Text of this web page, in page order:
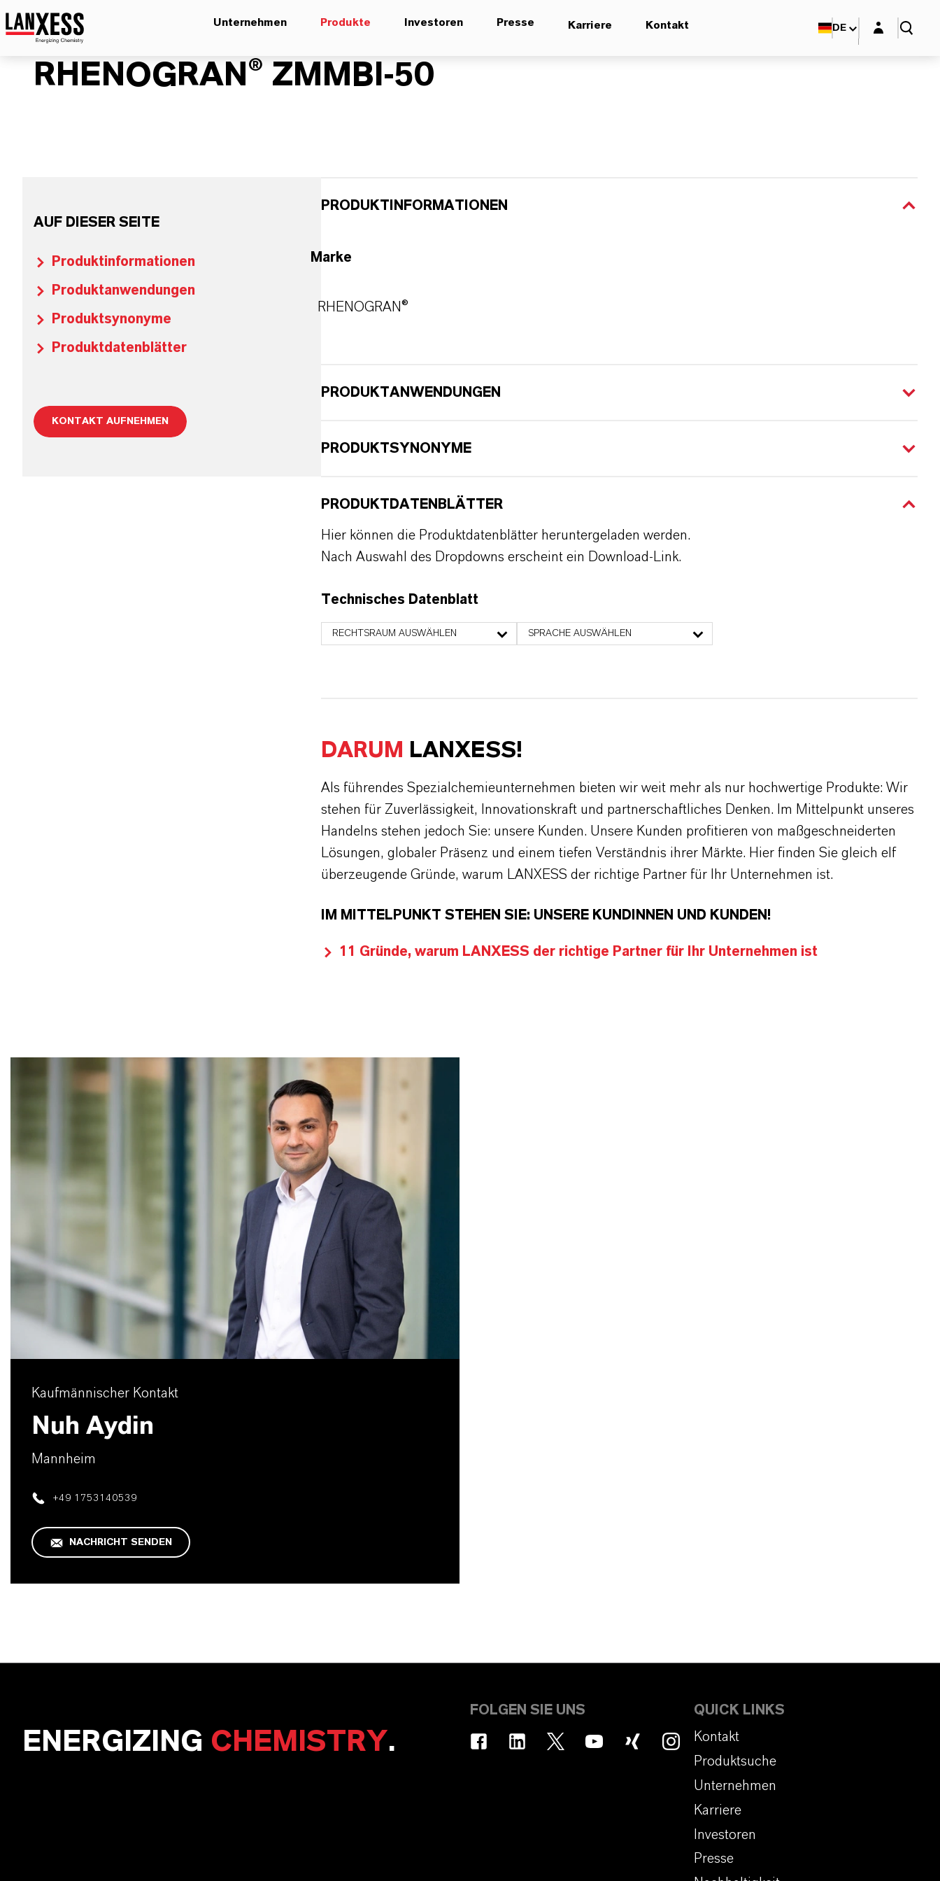
Unternehmen Produkte Investoren Presse Karriere Kontakt DE Login-Maske
RHENOGRAN® ZMMBI-50
AUF DIESER SEITE
Produktinformationen
Produktanwendungen
Produktsynonyme
Produktdatenblätter
KONTAKT AUFNEHMEN
PRODUKTINFORMATIONEN
Marke
RHENOGRAN®
PRODUKTANWENDUNGEN
PRODUKTSYNONYME
PRODUKTDATENBLÄTTER
Hier können die Produktdatenblätter heruntergeladen werden.
Nach Auswahl des Dropdowns erscheint ein Download-Link.
Technisches Datenblatt
RECHTSRAUM AUSWÄHLEN SPRACHE AUSWÄHLEN
DARUM LANXESS!
Als führendes Spezialchemieunternehmen bieten wir weit mehr als nur hochwertige Produkte: Wir
stehen für Zuverlässigkeit, Innovationskraft und partnerschaftliches Denken. Im Mittelpunkt unseres
Handelns stehen jedoch Sie: unsere Kunden. Unsere Kunden profitieren von maßgeschneiderten
Lösungen, globaler Präsenz und einem tiefen Verständnis ihrer Märkte. Hier finden Sie gleich elf
überzeugende Gründe, warum LANXESS der richtige Partner für Ihr Unternehmen ist.
IM MITTELPUNKT STEHEN SIE: UNSERE KUNDINNEN UND KUNDEN!
11 Gründe, warum LANXESS der richtige Partner für Ihr Unternehmen ist
Kaufmännischer Kontakt
Nuh Aydin
Mannheim
+49 1753140539
NACHRICHT SENDEN
ENERGIZING CHEMISTRY.
FOLGEN SIE UNS
QUICK LINKS
Kontakt
Produktsuche
Unternehmen
Karriere
Investoren
Presse